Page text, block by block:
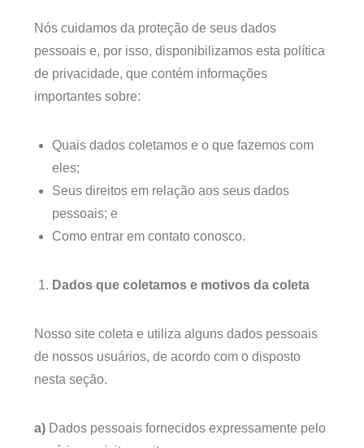
Nós cuidamos da proteção de seus dados
pessoais e, por isso, disponibilizamos esta política
de privacidade, que contém informações
importantes sobre:
Quais dados coletamos e o que fazemos com
eles;
Seus direitos em relação aos seus dados
pessoais; e
Como entrar em contato conosco.
Dados que coletamos e motivos da coleta
Nosso site coleta e utiliza alguns dados pessoais
de nossos usuários, de acordo com o disposto
nesta seção.
a) Dados pessoais fornecidos expressamente pelo